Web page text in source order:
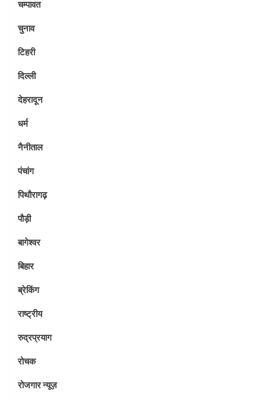
चम्पावत
चुनाव
टिहरी
दिल्ली
देहरादून
धर्म
नैनीताल
पंचांग
पिथौरागढ़
पौड़ी
बागेश्वर
बिहार
ब्रेकिंग
राष्ट्रीय
रुद्रप्रयाग
रोचक
रोजगार न्यूज़